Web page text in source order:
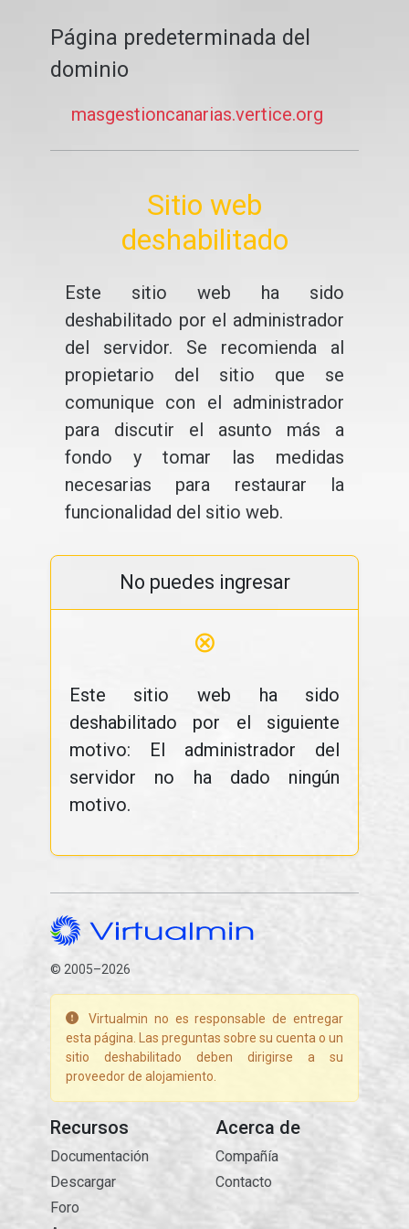
Página predeterminada del
dominio
masgestioncanarias.vertice.org
Sitio web
deshabilitado
Este sitio web ha sido
deshabilitado por el administrador
del servidor. Se recomienda al
propietario del sitio que se
comunique con el administrador
para discutir el asunto más a
fondo y tomar las medidas
necesarias para restaurar la
funcionalidad del sitio web.
No puedes ingresar
⊗
Este sitio web ha sido
deshabilitado por el siguiente
motivo: El administrador del
servidor no ha dado ningún
motivo.
© 2005–2026
Virtualmin no es responsable de entregar
esta página. Las preguntas sobre su cuenta o un
sitio deshabilitado deben dirigirse a su
proveedor de alojamiento.
Recursos
Documentación
Descargar
Foro
Acerca de
Compañía
Contacto